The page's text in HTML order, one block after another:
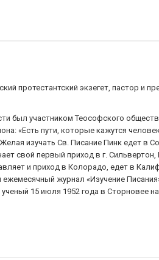
протестантский экзегет, пастор и
был участником Теософского
«Есть пути, которые кажутся
изучать Св. Писание Пинк едет в
свой первый приход в г.
и приход в Колорадо, едет в
журнал «Изучение
15 июля 1952 года в Сторновее